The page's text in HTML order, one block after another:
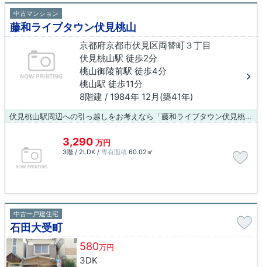
中古マンション
藤和ライブタウン伏見桃山
京都府京都市伏見区両替町３丁目
伏見桃山駅 徒歩2分
桃山御陵前駅 徒歩4分
桃山駅 徒歩11分
8階建 / 1984年 12月(築41年)
伏見桃山駅周辺への引っ越しをお考えなら「藤和ライブタウン伏見桃山」。スムーズに購入まで辿り着けるということも中古マンションの利点です。こちらは駅まで徒歩2分の物件です。引っ越しにも便利なエレベーター付きの物件となっています。ご家族で有意義に暮らせるお住まいを、当社がご提案します。ご希望のエリアや条件など、どんなことでもお申し付けください。全力でサポート致します。
3,290 万円
3階 / 2LDK / 専有面積 60.02㎡
中古一戸建住宅
石田大受町
580万円
3DK